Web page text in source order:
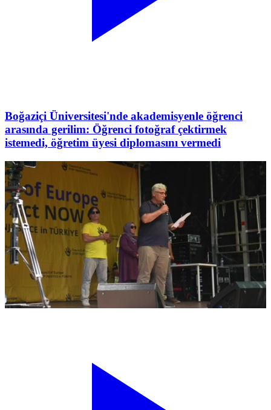
Boğaziçi Üniversitesi'nde akademisyenle öğrenci
arasında gerilim: Öğrenci fotoğraf çektirmek
istemedi, öğretim üyesi diplomasını vermedi